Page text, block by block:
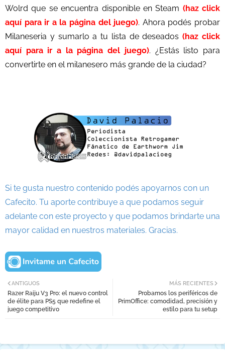
Wolrd que se encuentra disponible en Steam (haz click
aquí para ir a la página del juego). Ahora podés probar
Milaneseria y sumarlo a tu lista de deseados(haz click
aquí para ir a la página del juego). ¿Estás listo para
convertirte en el milanesero más grande de la ciudad?
Si te gusta nuestro contenido podés apoyarnos con un
Cafecito. Tu aporte contribuye a que podamos seguir
adelante con este proyecto y que podamos brindarte una
mayor calidad en nuestros materiales. Gracias.
MÁS RECIENTES
Probamos los periféricos de
PrimOffice: comodidad, precisión y
estilo para tu setup
ANTIGUOS
Razer Raiju V3 Pro: el nuevo control
de élite para PS5 que redefine el
juego competitivo